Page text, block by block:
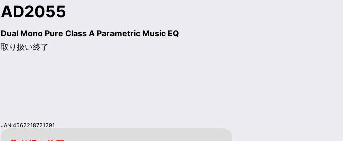
AD2055
Dual Mono Pure Class A Parametric Music EQ
取り扱い終了
JAN:4562218721291